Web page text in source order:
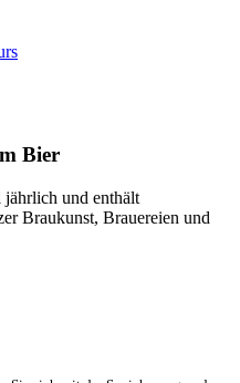
Bier
und enthält
Braukunst, Brauereien und